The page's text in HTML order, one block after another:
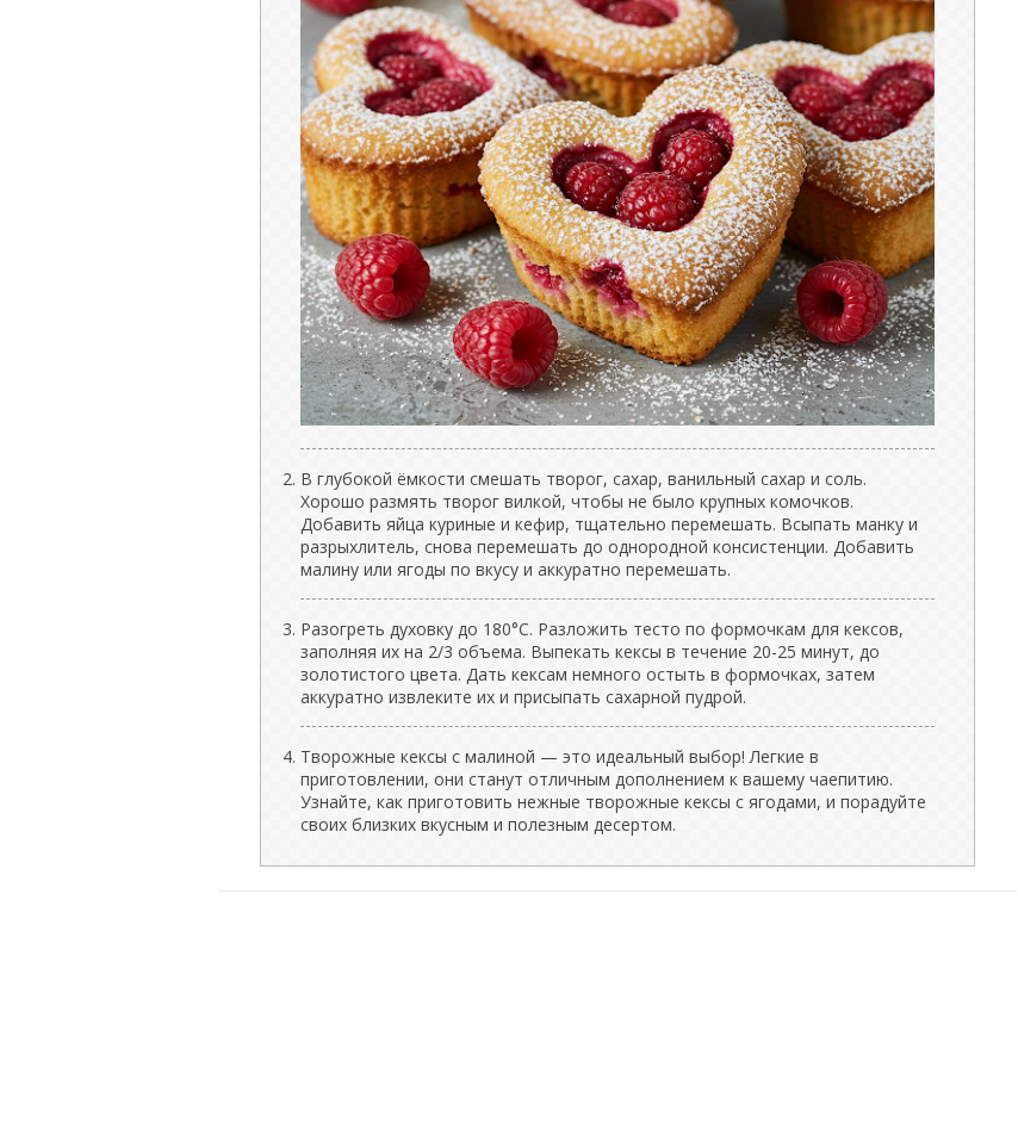
В глубокой ёмкости смешать творог, сахар, ванильный сахар и соль.
Хорошо размять творог вилкой, чтобы не было крупных комочков.
Добавить яйца куриные и кефир, тщательно перемешать. Всыпать манку и
разрыхлитель, снова перемешать до однородной консистенции. Добавить
малину или ягоды по вкусу и аккуратно перемешать.
Разогреть духовку до 180°C. Разложить тесто по формочкам для кексов,
заполняя их на 2/3 объема. Выпекать кексы в течение 20-25 минут, до
золотистого цвета. Дать кексам немного остыть в формочках, затем
аккуратно извлеките их и присыпать сахарной пудрой.
Творожные кексы с малиной — это идеальный выбор! Легкие в
приготовлении, они станут отличным дополнением к вашему чаепитию.
Узнайте, как приготовить нежные творожные кексы с ягодами, и порадуйте
своих близких вкусным и полезным десертом.